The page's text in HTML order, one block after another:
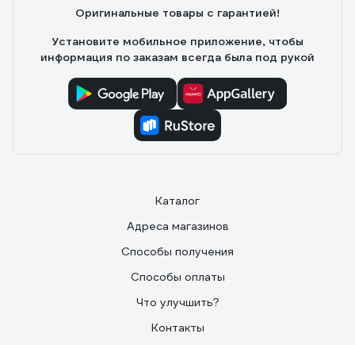
Оригинальные товары с гарантией!
Установите мобильное приложение, чтобы
информация по заказам всегда была под рукой
Каталог
Адреса магазинов
Способы получения
Способы оплаты
Что улучшить?
Контакты